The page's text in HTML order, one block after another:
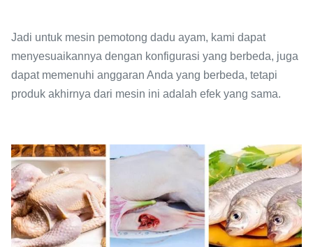
Jadi untuk mesin pemotong dadu ayam, kami dapat
menyesuaikannya dengan konfigurasi yang berbeda, juga
dapat memenuhi anggaran Anda yang berbeda, tetapi
produk akhirnya dari mesin ini adalah efek yang sama.